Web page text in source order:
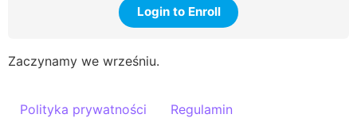
Login to Enroll
Zaczynamy we wrześniu.
Polityka prywatności
Regulamin